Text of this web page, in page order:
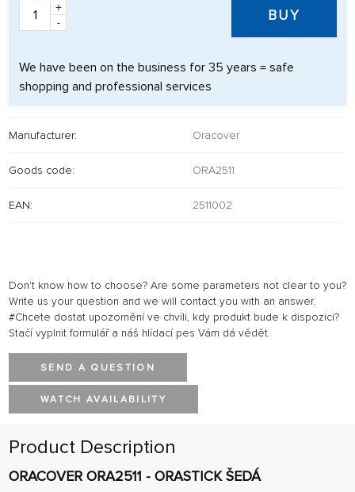
+
-
BUY
We have been on the business for 35 years = safe
shopping and professional services
Manufacturer: Oracover
Goods code: ORA2511
EAN: 2511002
Don't know how to choose? Are some parameters not clear to you?
Write us your question and we will contact you with an answer.
#Chcete dostat upozornění ve chvíli, kdy produkt bude k dispozici?
Stačí vyplnit formulář a náš hlídací pes Vám dá vědět.
SEND A QUESTION
WATCH AVAILABILITY
Product Description
ORACOVER ORA2511 - ORASTICK ŠEDÁ